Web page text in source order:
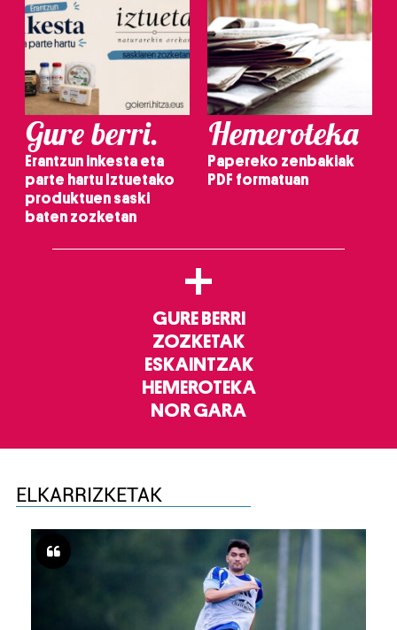
Gure berri.
Erantzun inkesta eta
parte hartu Iztuetako
produktuen saski
baten zozketan
Hemeroteka
Papereko zenbakiak
PDF formatuan
+
GURE BERRI
ZOZKETAK
ESKAINTZAK
HEMEROTEKA
NOR GARA
ELKARRIZKETAK